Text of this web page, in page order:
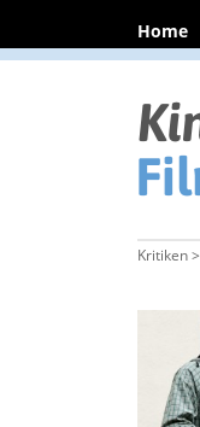
Home
Kritiken >